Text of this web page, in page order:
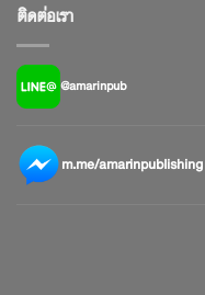
ติดต่อเรา
@amarinpub
m.me/amarinpublishing